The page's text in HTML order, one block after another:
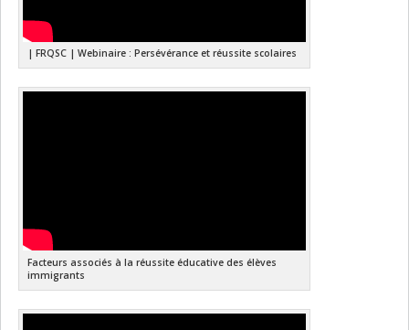
| FRQSC | Webinaire : Persévérance et réussite scolaires
Facteurs associés à la réussite éducative des élèves
immigrants